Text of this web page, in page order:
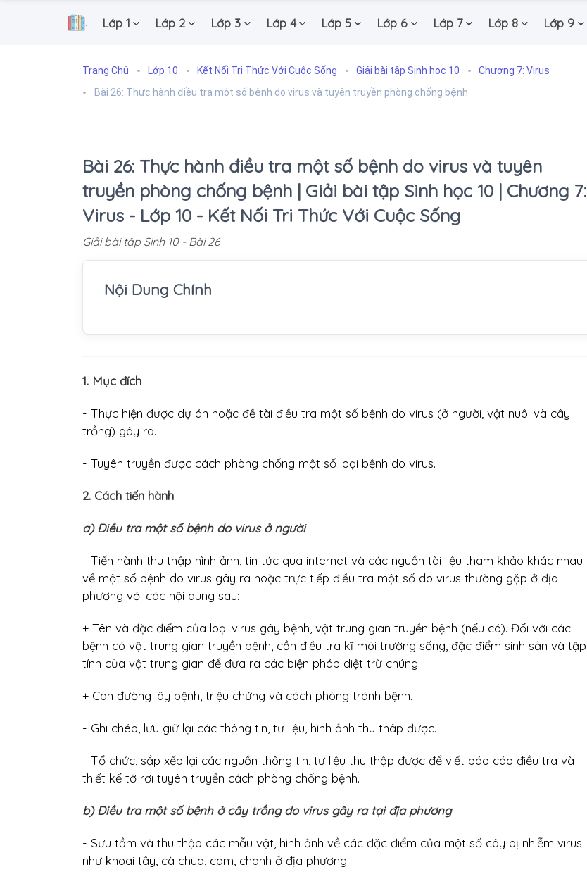
. Lớp 1 Lớp 2 Lớp 3 Lớp 4 Lớp 5 Lớp 6 Lớp 7 Lớp 8 Lớp 9
Trang Chủ Lớp 10 Kết Nối Tri Thức Với Cuộc Sống Giải bài tập Sinh học 10
Chương 7: Virus
Bài 26: Thực hành điều tra một số bệnh do virus và tuyên truyền phòng chống bệnh
Bài 26: Thực hành điều tra một số bệnh do virus và tuyên
truyền phòng chống bệnh | Giải bài tập Sinh học 10 | Chương 7:
Virus - Lớp 10 - Kết Nối Tri Thức Với Cuộc Sống
Giải bài tập Sinh 10 - Bài 26
Nội Dung Chính
1. Mục đích
- Thực hiện được dự án hoặc đề tài điều tra một số bệnh do virus (ở người, vật nuôi và cây
trồng) gây ra.
- Tuyên truyền được cách phòng chống một số loại bệnh do virus.
2. Cách tiến hành
a) Điều tra một số bệnh do virus ở người
- Tiến hành thu thập hình ảnh, tin tức qua internet và các nguồn tài liệu tham khảo khác nhau
về một số bệnh do virus gây ra hoặc trực tiếp điều tra một số do virus thường gặp ở địa
phương với các nội dung sau:
+ Tên và đặc điểm của loại virus gây bệnh, vật trung gian truyền bệnh (nếu có). Đối với các
bệnh có vật trung gian truyền bệnh, cần điều tra kĩ môi trường sống, đặc điểm sinh sản và tập
tính của vật trung gian để đưa ra các biện pháp diệt trừ chúng.
+ Con đường lây bệnh, triệu chứng và cách phòng tránh bệnh.
- Ghi chép, lưu giữ lại các thông tin, tư liệu, hình ảnh thu thâp được.
- Tổ chức, sắp xếp lại các nguồn thông tin, tư liệu thu thập được để viết báo cáo điều tra và
thiết kế tờ rơi tuyên truyền cách phòng chống bệnh.
b) Điều tra một số bệnh ở cây trồng do virus gây ra tại địa phương
- Sưu tầm và thu thập các mẫu vật, hình ảnh về các đặc điểm của một số cây bị nhiễm virus
như khoai tây, cà chua, cam, chanh ở địa phương.